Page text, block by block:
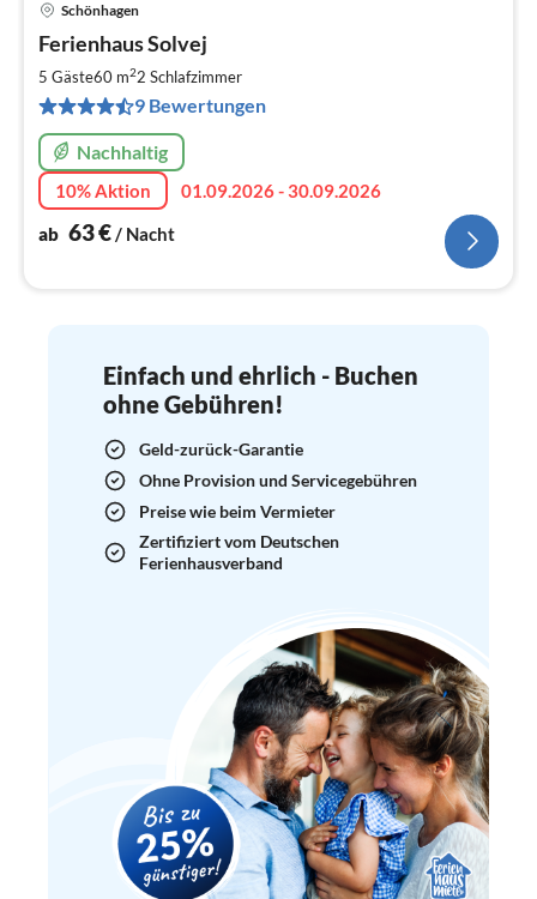
Schönhagen
Ferienhaus Solvej
5 Gäste60 m22 Schlafzimmer
9 Bewertungen
Nachhaltig
10% Aktion
01.09.2026 - 30.09.2026
ab 63€/ Nacht
Einfach und ehrlich - Buchen
ohne Gebühren!
Geld-zurück-Garantie
Ohne Provision und Servicegebühren
Preise wie beim Vermieter
Zertifiziert vom Deutschen
Ferienhausverband